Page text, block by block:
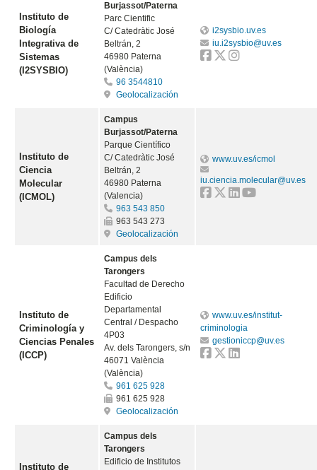
Instituto de
Biología
Integrativa de
Sistemas
(I2SYSBIO)
Burjassot/Paterna
Parc Cientific
C/ Catedràtic José
Beltrán, 2
46980 Paterna
(València)
96 3544810
Geolocalización
i2sysbio.uv.es
iu.i2sysbio@uv.es
Instituto de
Ciencia
Molecular
(ICMOL)
Campus
Burjassot/Paterna
Parque Científico
C/ Catedràtic José
Beltrán, 2
46980 Paterna
(Valencia)
963 543 850
963 543 273
Geolocalización
www.uv.es/icmol
iu.ciencia.molecular@uv.es
Instituto de
Criminología y
Ciencias Penales
(ICCP)
Campus dels
Tarongers
Facultad de Derecho
Edificio
Departamental
Central / Despacho
4P03
Av. dels Tarongers, s/n
46071 València
(València)
961 625 928
961 625 928
Geolocalización
www.uv.es/institut-
criminologia
gestioniccp@uv.es
Instituto de
Campus dels
Tarongers
Edificio de Institutos